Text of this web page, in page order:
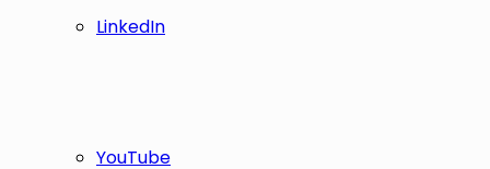
LinkedIn
YouTube